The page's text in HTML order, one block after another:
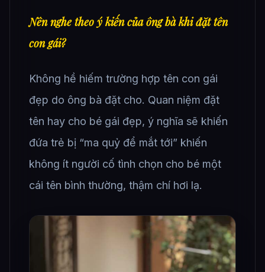
Nên nghe theo ý kiến của ông bà khi đặt tên
con gái?
Không hề hiếm trường hợp tên con gái
đẹp do ông bà đặt cho. Quan niệm đặt
tên hay cho bé gái đẹp, ý nghĩa sẽ khiến
đứa trẻ bị “ma quỷ để mắt tới” khiến
không ít người cố tình chọn cho bé một
cái tên bình thường, thậm chí hơi lạ.